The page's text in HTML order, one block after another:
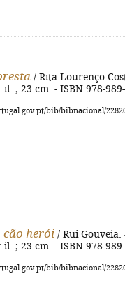
/ Rita Lourenço
; 23 cm. - ISBN 978-989-
bib/bibnacional/
cão herói / Rui Gouveia.
; 23 cm. - ISBN 978-
bib/bibnacional/